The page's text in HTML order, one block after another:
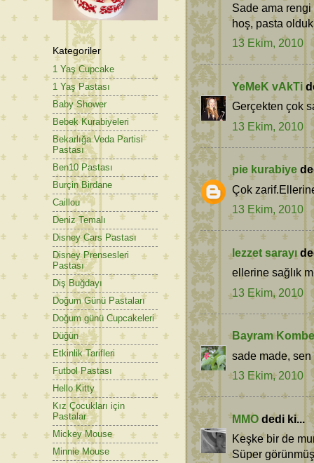
Sade ama
hoş, pasta
13 Ekim, 2010
YeMeK vAkTi
Gerçekten çok
13 Ekim, 2010
pie kurabiye
Çok
13 Ekim, 2010
lezzet sarayı
ellerine sağlık
13 Ekim, 2010
Bayram
sade made,
13 Ekim, 2010
MMO dedi ki...
Keşke bir de
Süper
Kategoriler
1 Yaş Cupcake
1 Yaş Pastası
Baby Shower
Bebek Kurabiyeleri
Bekarlığa Veda Partisi
Pastası
Ben10 Pastası
Burçin Birdane
Caillou
Deniz Temalı
Disney Cars Pastası
Disney Prensesleri
Pastası
Diş Buğdayı
Doğum Günü Pastaları
Doğum günü Cupcakeleri
Düğün
Etkinlik Tarifleri
Futbol Pastası
Hello Kitty
Kız Çocukları için
Pastalar
Mickey Mouse
Minnie Mouse